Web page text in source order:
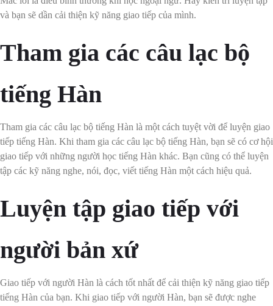
và bạn sẽ dần cải thiện kỹ năng giao tiếp của mình.
Tham gia các câu lạc bộ
tiếng Hàn
Tham gia các câu lạc bộ tiếng Hàn là một cách tuyệt vời để luyện giao
tiếp tiếng Hàn. Khi tham gia các câu lạc bộ tiếng Hàn, bạn sẽ có cơ hội
giao tiếp với những người học tiếng Hàn khác. Bạn cũng có thể luyện
tập các kỹ năng nghe, nói, đọc, viết tiếng Hàn một cách hiệu quả.
Luyện tập giao tiếp với
người bản xứ
Giao tiếp với người Hàn là cách tốt nhất để cải thiện kỹ năng giao tiếp
tiếng Hàn của bạn. Khi giao tiếp với người Hàn, bạn sẽ được nghe